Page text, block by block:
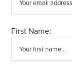
First Name: